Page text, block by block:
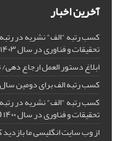
آخرین اخبار
کسب رتبه "الف" نشریه در
تحقیقات و فناوری در سال ۱۴۰۳
ابلاغ دستور العمل ارجاع دهی/
کسب رتبه الف برای دومین سال
کسب رتبه "الف" نشریه در
تحقیقات و فناوری در سال ۱۴۰۰
از وب سایت انگلیسی ما بازدید